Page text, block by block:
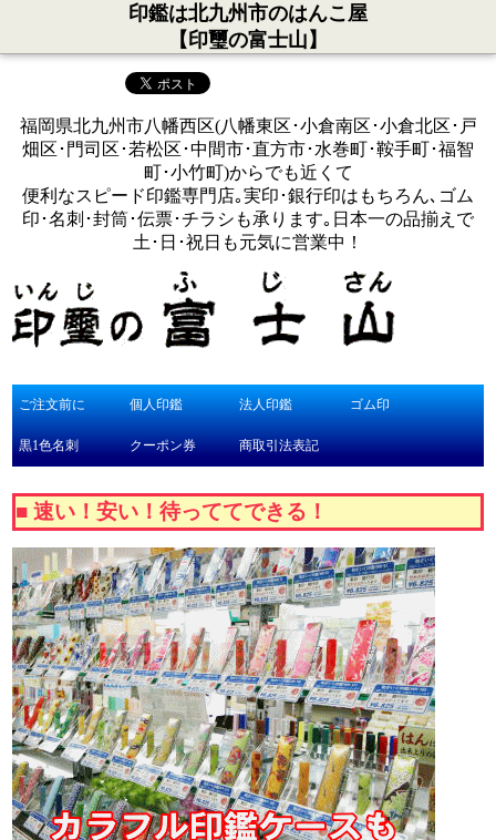
印鑑は北九州市のはんこ屋
【印璽の富士山】
福岡県北九州市八幡西区(八幡東区･小倉南区･小倉北区･戸
畑区･門司区･若松区･中間市･直方市･水巻町･鞍手町･福智
町･小竹町)からでも近くて
便利なスピード印鑑専門店｡実印･銀行印はもちろん､ゴム
印･名刺･封筒･伝票･チラシも承ります｡日本一の品揃えで
土･日･祝日も元気に営業中！
ご注文前に 個人印鑑 法人印鑑 ゴム印
黒1色名刺 クーポン券 商取引法表記
■ 速い！安い！待っててできる！